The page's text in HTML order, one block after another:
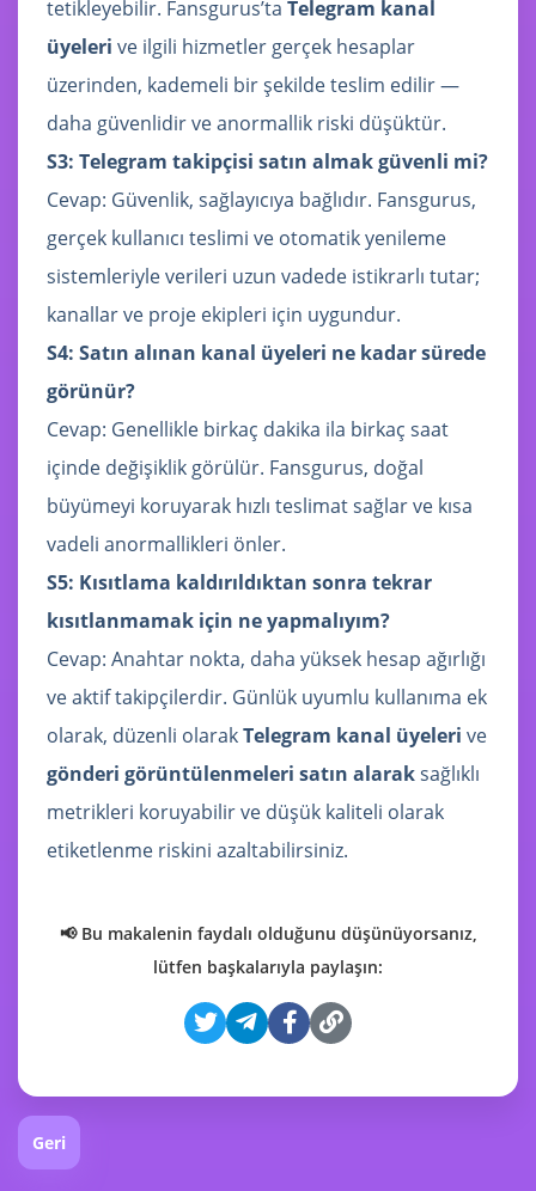
tetikleyebilir. Fansgurus’ta Telegram kanal
üyeleri ve ilgili hizmetler gerçek hesaplar
üzerinden, kademeli bir şekilde teslim edilir —
daha güvenlidir ve anormallik riski düşüktür.
S3: Telegram takipçisi satın almak güvenli mi?
Cevap: Güvenlik, sağlayıcıya bağlıdır. Fansgurus,
gerçek kullanıcı teslimi ve otomatik yenileme
sistemleriyle verileri uzun vadede istikrarlı tutar;
kanallar ve proje ekipleri için uygundur.
S4: Satın alınan kanal üyeleri ne kadar sürede
görünür?
Cevap: Genellikle birkaç dakika ila birkaç saat
içinde değişiklik görülür. Fansgurus, doğal
büyümeyi koruyarak hızlı teslimat sağlar ve kısa
vadeli anormallikleri önler.
S5: Kısıtlama kaldırıldıktan sonra tekrar
kısıtlanmamak için ne yapmalıyım?
Cevap: Anahtar nokta, daha yüksek hesap ağırlığı
ve aktif takipçilerdir. Günlük uyumlu kullanıma ek
olarak, düzenli olarakTelegram kanal üyeleri ve
gönderi görüntülenmeleri satın alaraksağlıklı
metrikleri koruyabilir ve düşük kaliteli olarak
etiketlenme riskini azaltabilirsiniz.
📢 Bu makalenin faydalı olduğunu düşünüyorsanız,
lütfen başkalarıyla paylaşın:
Geri